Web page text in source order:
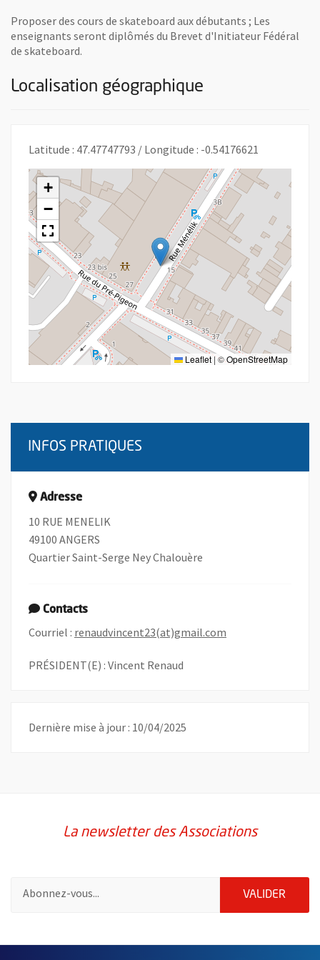
Proposer des cours de skateboard aux débutants ; Les
enseignants seront diplômés du Brevet d'Initiateur Fédéral
de skateboard.
Localisation géographique
Latitude : 47.47747793 / Longitude : -0.54176621
+
−
Leaflet | ©OpenStreetMap
INFOS PRATIQUES
Adresse
10 RUE MENELIK
49100 ANGERS
Quartier Saint-Serge Ney Chalouère
Contacts
Courriel : renaudvincent23(at)gmail.com
PRÉSIDENT(E) : Vincent Renaud
Dernière mise à jour : 10/04/2025
La newsletter des Associations
VALIDER